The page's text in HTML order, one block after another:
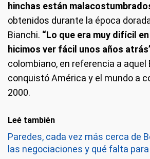
hinchas están
obtenidos durante la época
Bianchi. “Lo que era muy difícil
hicimos ver fácil unos años
colombiano, en referencia a aquel
conquistó América y el mundo a
2000.
Leé también
Paredes, cada vez más cerca de
las negociaciones y qué falta